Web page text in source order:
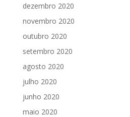
dezembro 2020
novembro 2020
outubro 2020
setembro 2020
agosto 2020
julho 2020
junho 2020
maio 2020